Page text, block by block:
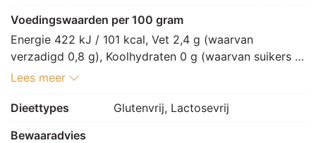
Voedingswaarden per 100 gram
Energie 422 kJ / 101 kcal, Vet 2,4 g (waarvan
verzadigd 0,8 g), Koolhydraten 0 g (waarvan suikers 0
g), Vezels 0 g, Eiwitten 20,4 g, Zout 0,1 g.
Lees meer
Dieettypes
Glutenvrij, Lactosevrij
Bewaaradvies